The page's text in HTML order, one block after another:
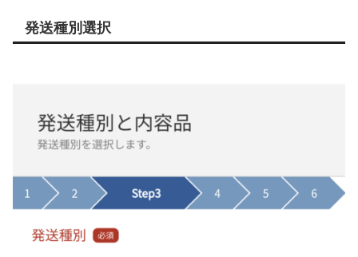
発送種別選択